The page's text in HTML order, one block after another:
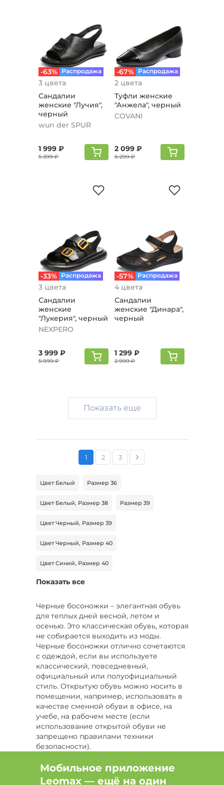
-63% Распродажа
3 цвета
Сандалии
женские "Лучия",
черный
wun der SPUR
1 999 ₽
5 399 ₽
-67% Распродажа
2 цвета
Туфли женские
"Анжела", черный
COVANI
2 099 ₽
6 299 ₽
-33% Распродажа
3 цвета
Сандалии
женские
"Лукерия", черный
NEXPERO
3 999 ₽
5 999 ₽
-57% Распродажа
4 цвета
Сандалии
женские "Динара",
черный
1 299 ₽
2 999 ₽
Показать еще
1 2 3
Цвет Белый Размер 36
Цвет Белый, Размер 38 Размер 39
Цвет Черный, Размер 39
Цвет Черный, Размер 40
Цвет Синий, Размер 40
Цвет Серый, Размер 40
Цвет Серый, Размер 38 Цвет Голубой
Цвет Оранжевый, Размер 40
Цвет Коричневый
Цвет Фиолетовый, Размер 36
Цвет Фиолетовый, Размер 37
Цвет Бордовый, Размер 36
Цвет Красный, Размер 37
Цвет Зеленый, Размер 40
Цвет Белый, Размер 44
Показать все
Черные босоножки – элегантная обувь
для теплых дней весной, летом и
осенью. Это классическая обувь, которая
не собирается выходить из моды.
Черные босоножки отлично сочетаются
с одеждой, если вы используете
классический, повседневный,
официальный или полуофициальный
стиль. Открытую обувь можно носить в
помещении, например, использовать в
качестве сменной обуви в офисе, на
учебе, на рабочем месте (если
использование открытой обуви не
запрещено правилами техники
безопасности).
типами подошв:
Мобильное приложение
Leomax — ещё на один